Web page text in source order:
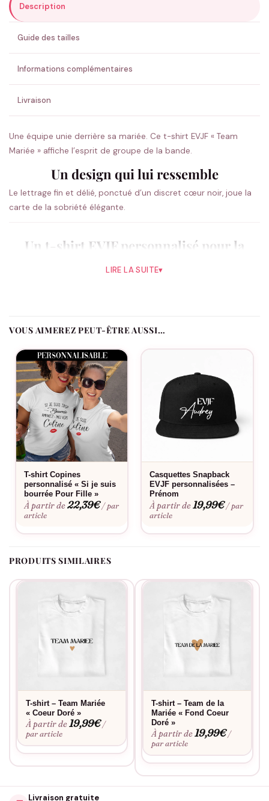
ENVOYER MA DEMANDE ✨
💚 Retour sous 24-48h🇫🇷 Flocage en France✅ Validation avant fabrication
Description
Guide des tailles
Informations complémentaires
Livraison
Une équipe unie derrière sa mariée. Ce t-shirt EVJF « Team
Mariée » affiche l’esprit de groupe de la bande.
Un design qui lui ressemble
Le lettrage fin et délié, ponctué d’un discret cœur noir, joue la
carte de la sobriété élégante.
Un t-shirt EVJF personnalisé pour la
team
et le rôle de chaque participante : La Mariée, La Team ou Le
Comment se distingue ce modèle ?
Le lettrage fin et délié, ponctué d’un discret cœur noir, joue la
carte de la sobriété élégante.
Le flocage est-il fait en France ?
Oui, dans notre atelier en France, à la commande.
Fabriqué à la commande, floqué en France.
LIRE LA SUITE▾
VOUS AIMEREZ PEUT-ÊTRE AUSSI…
T-shirt Copines
personnalisé « Si je suis
bourrée Pour Fille »
À partir de22,39€ / par
article
Casquettes Snapback
EVJF personnalisées –
Prénom
À partir de19,99€ / par
article
PRODUITS SIMILAIRES
T-shirt – Team Mariée
« Coeur Doré »
À partir de19,99€ /
par article
T-shirt – Team de la
Mariée « Fond Coeur
Doré »
À partir de19,99€ /
par article
Livraison gratuite